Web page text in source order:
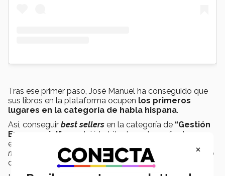
Tras ese primer paso, José Manuel ha conseguido que
sus libros en la plataforma ocupen los primeros
lugares en la categoría de habla hispana.
Así, conseguir best sellers en la categoría de “Gestión
Empresarial” se volvió habitual, y esto no fue la
excepción para su más reciente libro:
modelos de liderazgo, posicionado como el número uno
de esta categoría.
×